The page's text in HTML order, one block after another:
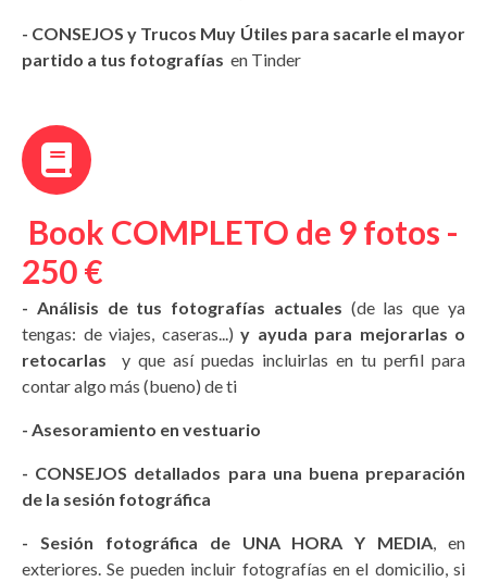
- CONSEJOS y Trucos Muy Útiles para sacarle el mayor
partido a tus fotografías en Tinder
Book COMPLETO de 9 fotos -
250 €
- Análisis de tus fotografías actuales (de las que ya
tengas: de viajes, caseras...) y ayuda para mejorarlas o
retocarlas y que así puedas incluirlas en tu perfil para
contar algo más (bueno) de ti
- Asesoramiento en vestuario
- CONSEJOS detallados para una buena preparación
de la sesión fotográfica
- Sesión fotográfica de UNA HORA Y MEDIA , en
exteriores. Se pueden incluir fotografías en el domicilio, si